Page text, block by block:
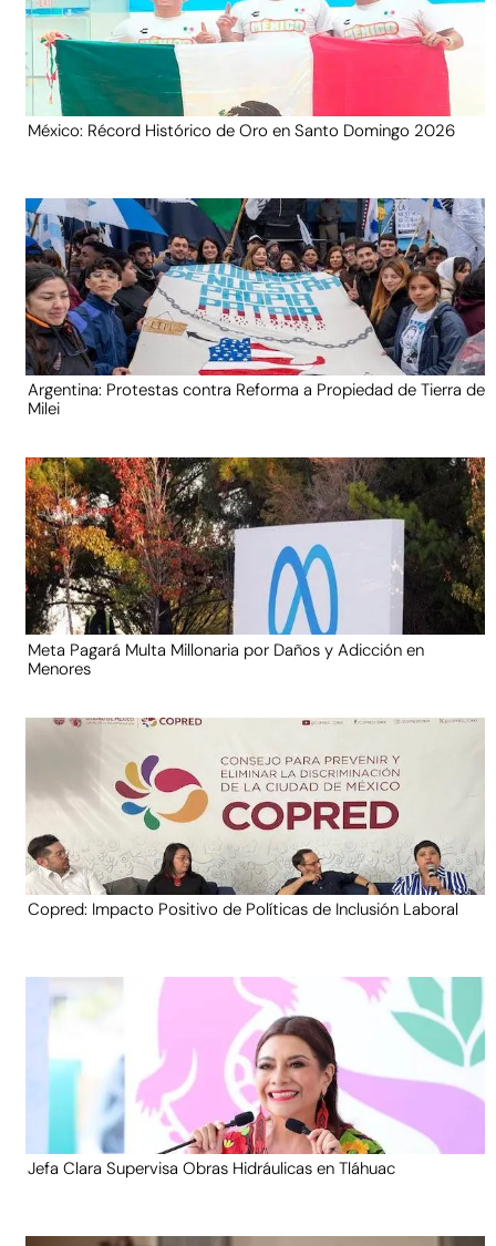
México: Récord Histórico de Oro en Santo Domingo 2026
Argentina: Protestas contra Reforma a Propiedad de Tierra de
Milei
Meta Pagará Multa Millonaria por Daños y Adicción en
Menores
Copred: Impacto Positivo de Políticas de Inclusión Laboral
Jefa Clara Supervisa Obras Hidráulicas en Tláhuac